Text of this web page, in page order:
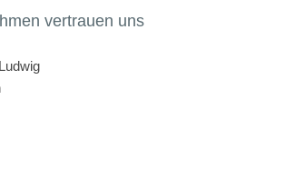
vertrauen uns